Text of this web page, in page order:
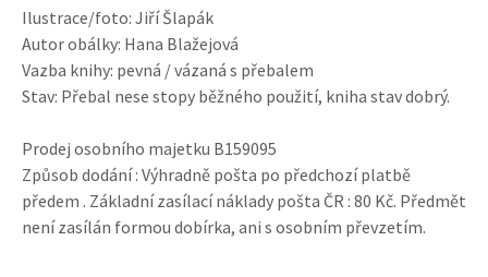
Ilustrace/foto: Jiří Šlapák
Autor obálky: Hana Blažejová
Vazba knihy: pevná / vázaná s přebalem
Stav: Přebal nese stopy běžného použití, kniha stav dobrý.
Prodej osobního majetku B159095
Způsob dodání : Výhradně pošta po předchozí platbě
předem . Základní zasílací náklady pošta ČR : 80 Kč. Předmět
není zasílán formou dobírka, ani s osobním převzetím.